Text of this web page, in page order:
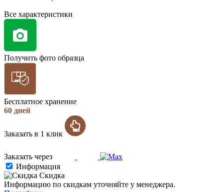
Все характеристики
Получить фото образца
Бесплатное хранение
60 дней
Заказать в 1 клик
Заказать через
Информация
Скидка
Информацию по скидкам уточняйте у менеджера.